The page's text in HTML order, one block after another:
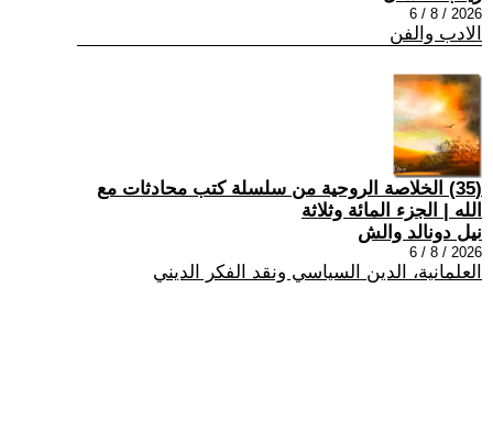
2026 / 8 / 6
الادب والفن
(35) الخلاصة الروحية من سلسلة كتب محادثات مع
الله | الجزء المائة وثلاثة
نيل دونالد والش
2026 / 8 / 6
العلمانية، الدين السياسي ونقد الفكر الديني